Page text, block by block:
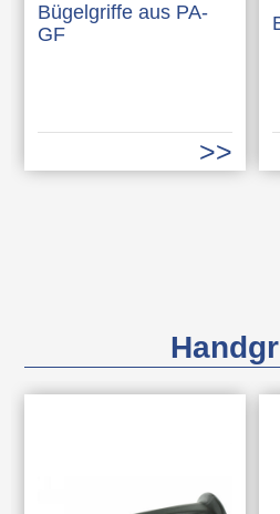
Bügelgriffe aus PA-
GF